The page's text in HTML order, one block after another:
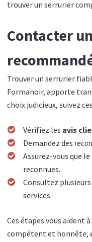
trouver un serrurier
Contacter
Trouver un serrurier
Formanoir, apporte
choix judicieux, suivez
Vérifiez les avis
Demandez des
Assurez-vous que
reconnues.
Consultez
services.
Ces étapes vous aident
compétent et honnête,